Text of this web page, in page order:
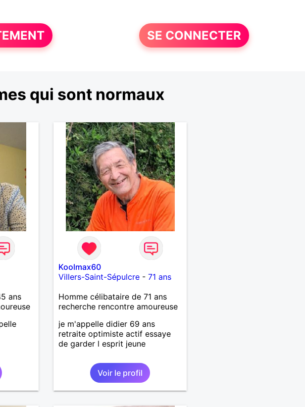
SE CONNECTER
qui sont normaux
ans
Koolmax60
Villers-Saint-Sépulcre -71 ans
Homme célibataire de 71 ans
recherche rencontre amoureuse
je m'appelle didier 69 ans
retraite optimiste actif essaye
de garder l esprit jeune
Voir le profil